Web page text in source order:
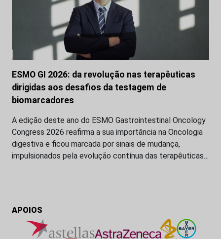
ESMO GI 2026: da revolução nas terapêuticas
dirigidas aos desafios da testagem de
biomarcadores
A edição deste ano do ESMO Gastrointestinal Oncology
Congress 2026 reafirma a sua importância na Oncologia
digestiva e ficou marcada por sinais de mudança,
impulsionados pela evolução contínua das terapêuticas…
APOIOS